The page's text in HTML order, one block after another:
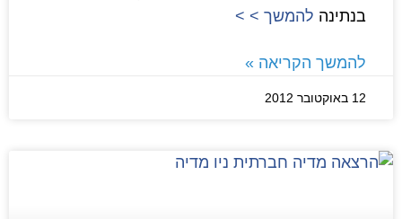
בנתינה להמשך > >
להמשך הקריאה »
12 באוקטובר 2012